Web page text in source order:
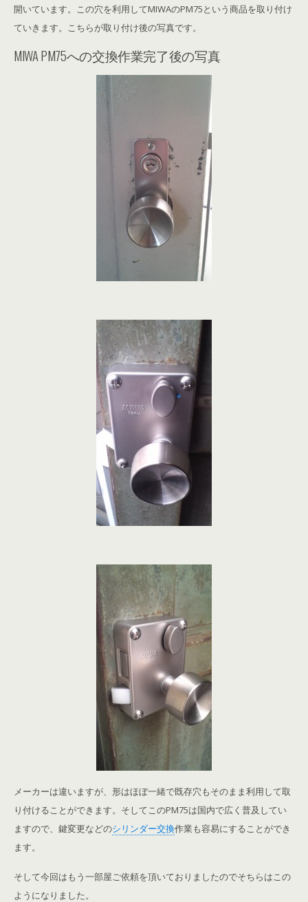
開いています。この穴を利用してMIWAのPM75という商品を取り付け
ていきます。こちらが取り付け後の写真です。
MIWA PM75への交換作業完了後の写真
メーカーは違いますが、形はほぼ一緒で既存穴もそのまま利用して取
り付けることができます。そしてこのPM75は国内で広く普及してい
ますので、鍵変更などのシリンダー交換作業も容易にすることができ
ます。
そして今回はもう一部屋ご依頼を頂いておりましたのでそちらはこの
ようになりました。